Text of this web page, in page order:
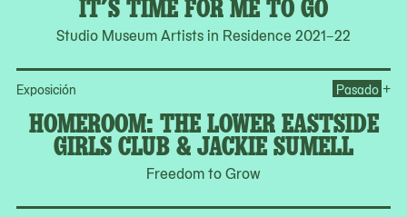
Studio Museum Artists in Residence 2021–22
Exposición
HOMEROOM: THE LOWER EASTSIDE
GIRLS CLUB & JACKIE SUMELL
Freedom to Grow
Pasado +